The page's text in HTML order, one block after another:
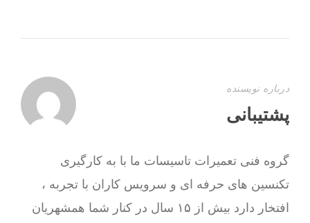
درباره نویسنده
پشتیبانی
گروه فنی تعمیرات تاسیسات ما با به‌ کارگیری
تکنسین های حرفه ای و سرویس کاران با تجربه ،
افتخار دارد بیش از ۱۵ سال در کنار شما همشهریان